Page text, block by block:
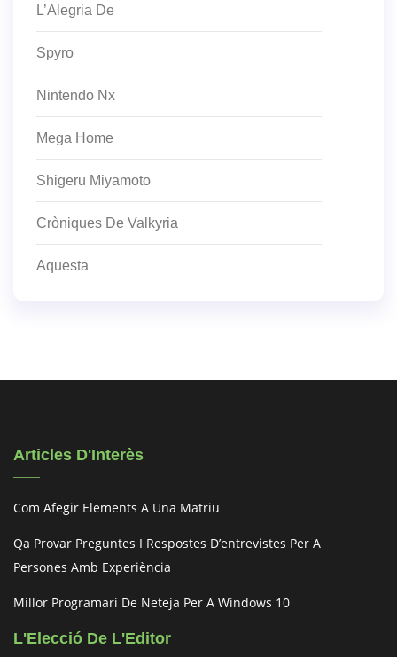
L’Alegria De
Spyro
Nintendo Nx
Mega Home
Shigeru Miyamoto
Cròniques De Valkyria
Aquesta
Articles D'Interès
Com Afegir Elements A Una Matriu
Qa Provar Preguntes I Respostes D’entrevistes Per A
Persones Amb Experiència
Millor Programari De Neteja Per A Windows 10
L'Elecció De L'Editor